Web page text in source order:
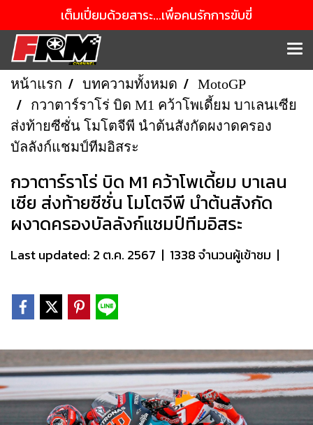
เต็มเปี่ยมด้วยสาระ...เพื่อคนรักการขับขี่
หน้าแรก บทความทั้งหมด
MotoGP
กวาตาร์ราโร่ บิด M1 คว้าโพเดี้ยม บาเลนเซีย
ส่งท้ายซีซั่น โมโตจีพี นำต้นสังกัดผงาดครอง
บัลลังก์แชมป์ทีมอิสระ
กวาตาร์ราโร่ บิด M1 คว้าโพเดี้ยม บาเลน
เซีย ส่งท้ายซีซั่น โมโตจีพี นำต้นสังกัด
ผงาดครองบัลลังก์แชมป์ทีมอิสระ
Last updated: 2 ต.ค. 2567 | 1338 จำนวนผู้เข้าชม |